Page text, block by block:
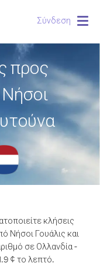
Σύνδεση
προς
κλήσεις
Νήσοι Γουάλις και
σε Ολλανδία -
¢ το λεπτό.